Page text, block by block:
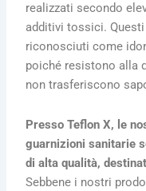
realizzati secondo
additivi tossici.
riconosciuti come
poiché resistono alla
non trasferiscono
Presso Teflon X, le
guarnizioni sanitarie
di alta qualità,
Sebbene i nostri